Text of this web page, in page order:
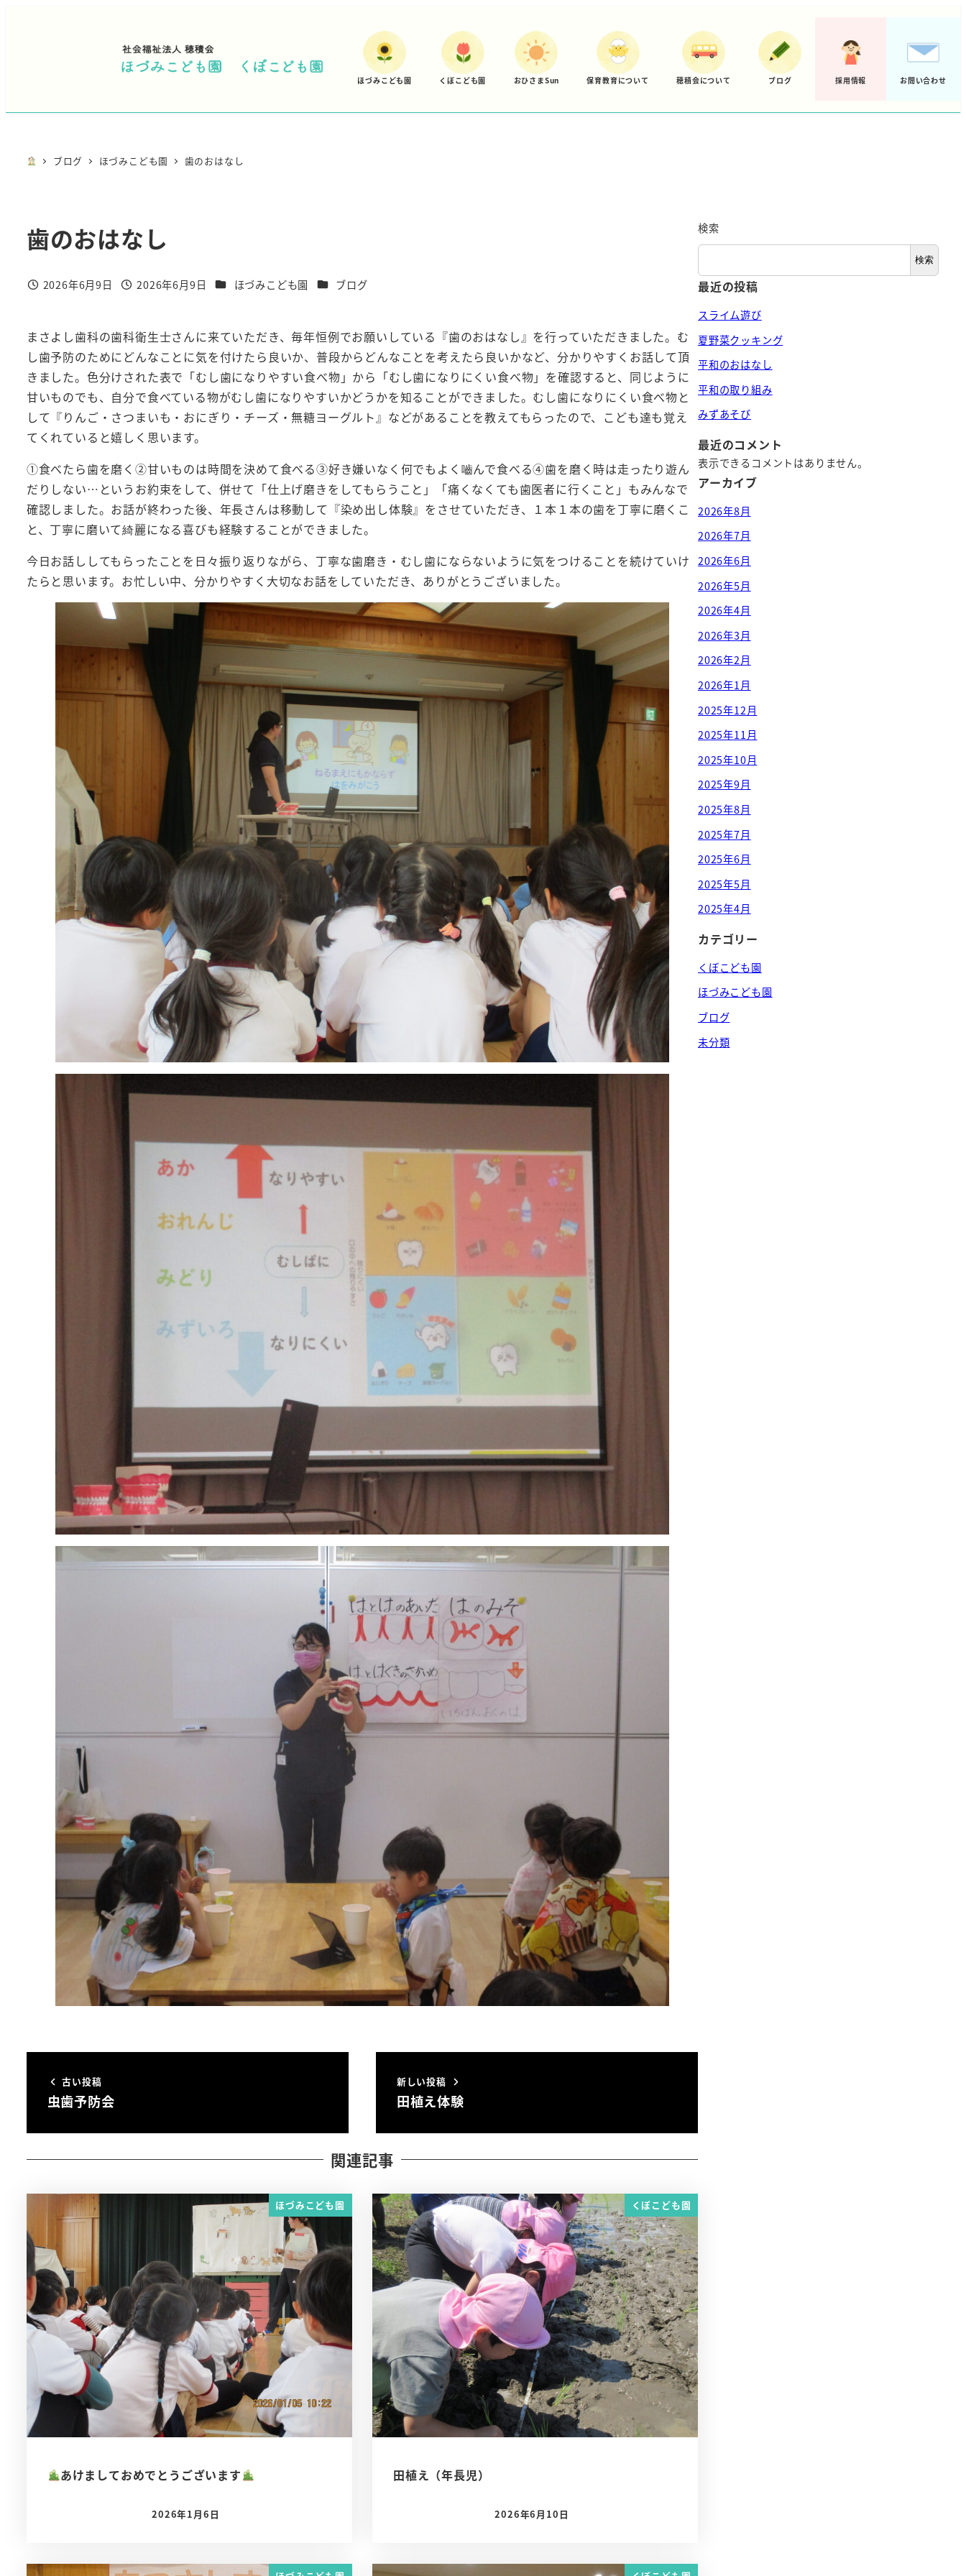
テ
ほづみこども園 くぼこども園 おひさまSun 保育教育について 穂積会について ブログ 採用情報 お問い合わせ
ブログ ほづみこども園 歯のおはなし
歯のおはなし
投稿日
2026年6月9日
投稿日
2026年6月9日 カテゴリー
ほづみこども園 カテゴリー
ブログ
まさよし歯科の歯科衛生士さんに来ていただき、毎年恒例でお願いしている『歯のおはなし』を行っていただきました。む
し歯予防のためにどんなことに気を付けたら良いか、普段からどんなことを考えたら良いかなど、分かりやすくお話して頂
きました。色分けされた表で「むし歯になりやすい食べ物」から「むし歯になりにくい食べ物」を確認すると、同じように
甘いものでも、自分で食べている物がむし歯になりやすいかどうかを知ることができました。むし歯になりにくい食べ物と
して『りんご・さつまいも・おにぎり・チーズ・無糖ヨーグルト』などがあることを教えてもらったので、こども達も覚え
てくれていると嬉しく思います。
①食べたら歯を磨く②甘いものは時間を決めて食べる③好き嫌いなく何でもよく嚙んで食べる④歯を磨く時は走ったり遊ん
だりしない…というお約束をして、併せて「仕上げ磨きをしてもらうこと」「痛くなくても歯医者に行くこと」もみんなで
確認しました。お話が終わった後、年長さんは移動して『染め出し体験』をさせていただき、１本１本の歯を丁寧に磨くこ
と、丁寧に磨いて綺麗になる喜びも経験することができました。
今日お話ししてもらったことを日々振り返りながら、丁寧な歯磨き・むし歯にならないように気をつけることを続けていけ
たらと思います。お忙しい中、分かりやすく大切なお話をしていただき、ありがとうございました。
古い投稿
虫歯予防会
新しい投稿
田植え体験
関連記事
ほづみこども園
あけましておめでとうございます
投稿日
2026年1月6日
くぼこども園
田植え（年長児）
投稿日
2026年6月10日
検索
検索
最近の投稿
スライム遊び
夏野菜クッキング
平和のおはなし
平和の取り組み
みずあそび
最近のコメント
表示できるコメントはありません。
アーカイブ
2026年8月
2026年7月
2026年6月
2026年5月
2026年4月
2026年3月
2026年2月
2026年1月
2025年12月
2025年11月
2025年10月
2025年9月
2025年8月
2025年7月
2025年6月
2025年5月
2025年4月
カテゴリー
くぼこども園
ほづみこども園
ブログ
未分類